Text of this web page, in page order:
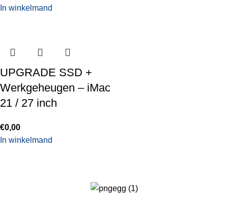
In winkelmand
UPGRADE SSD +
Werkgeheugen – iMac
21 / 27 inch
€0,00
In winkelmand